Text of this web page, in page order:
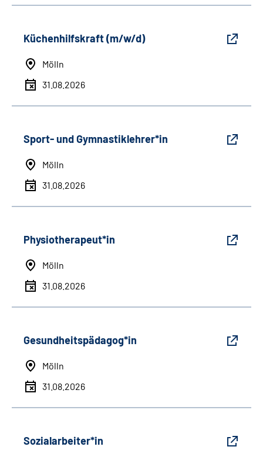
Küchenhilfskraft (m/w/d)
Mölln
31.08.2026
Sport- und Gymnastiklehrer*in
Mölln
31.08.2026
Physiotherapeut*in
Mölln
31.08.2026
Gesundheitspädagog*in
Mölln
31.08.2026
Sozialarbeiter*in